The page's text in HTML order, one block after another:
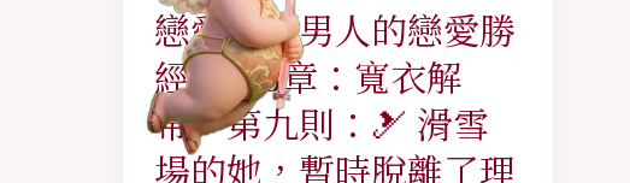
戀愛攻略男人的戀愛勝
經《第3章：寬衣解
帶》第九則：🎿 滑雪
場的她，暫時脫離了理
戀
愛
攻
略
男